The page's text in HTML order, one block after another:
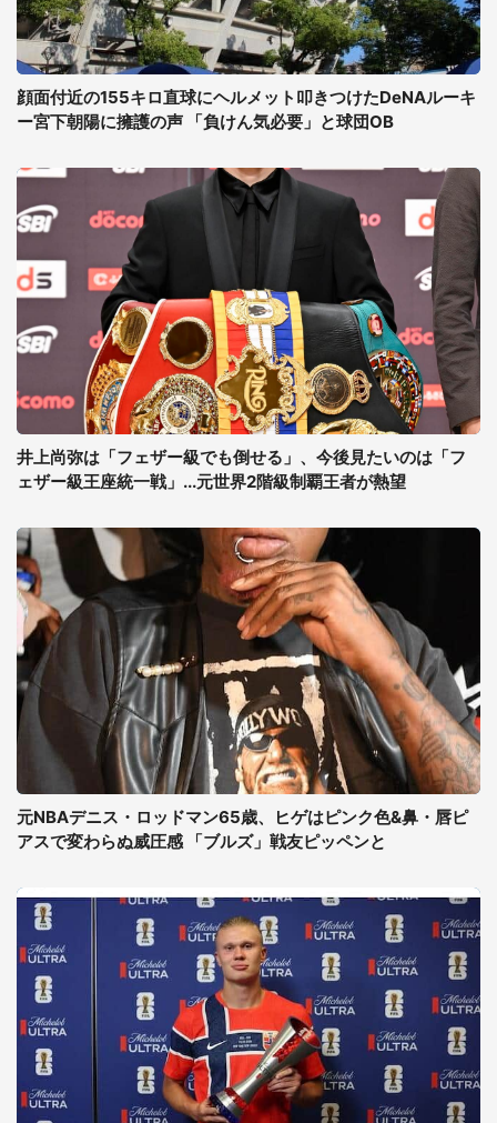
顔面付近の155キロ直球にヘルメット叩きつけたDeNAルーキ
ー宮下朝陽に擁護の声 「負けん気必要」と球団OB
井上尚弥は「フェザー級でも倒せる」、今後見たいのは「フ
ェザー級王座統一戦」...元世界2階級制覇王者が熱望
元NBAデニス・ロッドマン65歳、ヒゲはピンク色&鼻・唇ピ
アスで変わらぬ威圧感 「ブルズ」戦友ピッペンと